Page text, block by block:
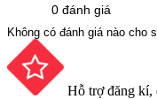
0 đánh giá
Không có đánh giá nào cho
Hỗ trợ đăng kí,